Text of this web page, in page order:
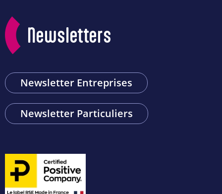
Newsletters
Newsletter Entreprises
Newsletter Particuliers